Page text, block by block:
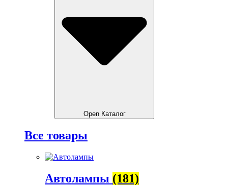
Open Каталог
Все товары
Автолампы (181)